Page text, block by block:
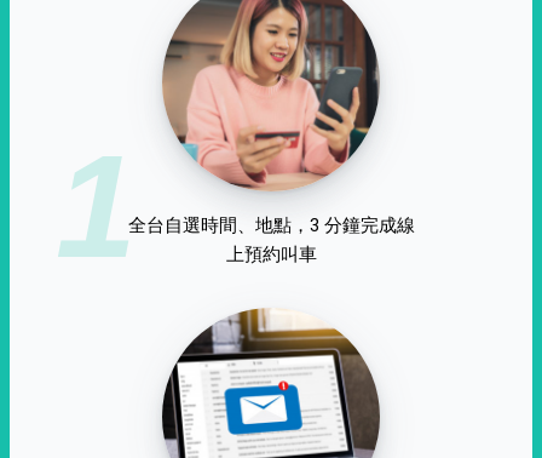
1全台自選時間、地點，3 分鐘完成線
上預約叫車